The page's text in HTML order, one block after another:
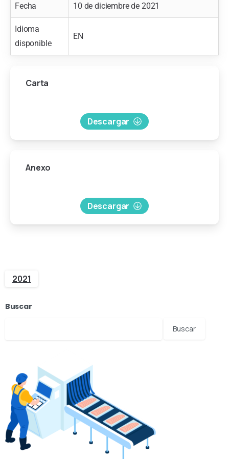
Fecha 10 de diciembre de 2021
Idioma
disponible
EN
Carta
Descargar
Anexo
Descargar
2021
Buscar